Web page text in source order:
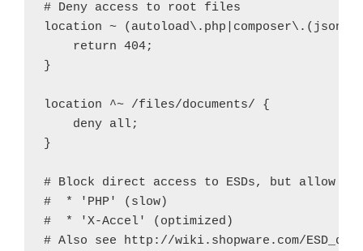
# Deny access to root files
location ~
    return 404;
}
location ^~ /files/documents/ {
    deny all;
}
# Block direct access to ESDs, but allow
#  * 'PHP' (slow)
#  * 'X-Accel' (optimized)
# Also see http://wiki.shopware.com/